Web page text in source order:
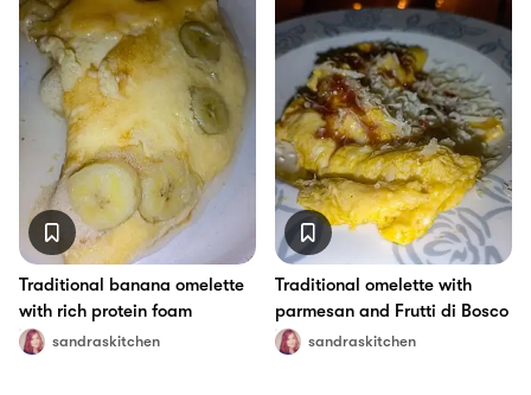
Traditional banana omelette
with rich protein foam
sandraskitchen
Traditional omelette with
parmesan and Frutti di Bosco
sandraskitchen